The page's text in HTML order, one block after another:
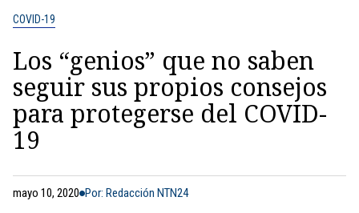
COVID-19
Los “genios” que no saben
seguir sus propios consejos
para protegerse del COVID-
19
mayo 10, 2020 Por: Redacción NTN24